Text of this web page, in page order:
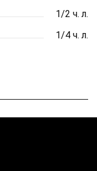
1/2 ч. л.
1/4 ч. л.